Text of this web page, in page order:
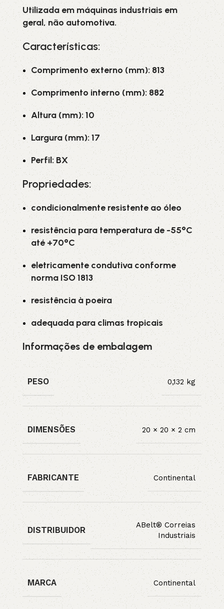
Utilizada em máquinas industriais em
geral, não automotiva.
Características:
Comprimento externo (mm): 813
Comprimento interno (mm): 882
Altura (mm): 10
Largura (mm): 17
Perfil: BX
Propriedades:
condicionalmente resistente ao óleo
resistência para temperatura de -55°C
até +70°C
eletricamente condutiva conforme
norma ISO 1813
resistência à poeira
adequada para climas tropicais
Informações de embalagem
PESO 0,132 kg
DIMENSÕES 20 × 20 × 2 cm
FABRICANTE Continental
DISTRIBUIDOR
ABelt® Correias
Industriais
MARCA Continental